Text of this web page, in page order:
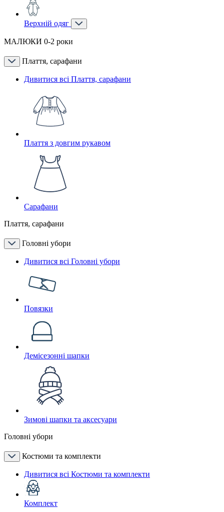
Верхній одяг
МАЛЮКИ 0-2 роки
Плаття, сарафани
Дивитися всі Плаття, сарафани
Плаття з довгим рукавом
Сарафани
Плаття, сарафани
Головні убори
Дивитися всі Головні убори
Повязки
Демісезонні шапки
Зимові шапки та аксесуари
Головні убори
Костюми та комплекти
Дивитися всі Костюми та комплекти
Комплект